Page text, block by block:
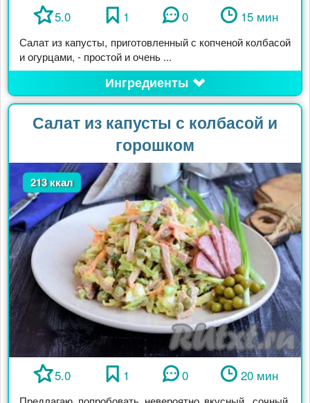
5.0 1 0 15 мин
Салат из капусты, приготовленный с копченой колбасой
и огурцами, - простой и очень ...
Ингредиенты
Салат из капусты с колбасой и
горошком
213 ккал
5.0 1 0 20 мин